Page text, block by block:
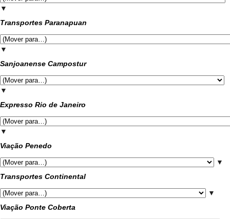
▼
Transportes Paranapuan
▼
Sanjoanense Campostur
▼
Expresso Rio de Janeiro
▼
Viação Penedo
▼
Transportes Continental
▼
Viação Ponte Coberta